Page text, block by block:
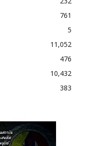
761
5
11,052
476
10,432
383